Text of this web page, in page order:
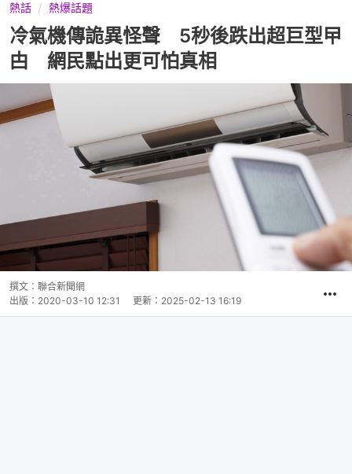
熱話 熱爆話題
冷氣機傳詭異怪聲 5秒後跌出超巨型曱
甴 網民點出更可怕真相
撰文： 聯合新聞網
出版： 2020-03-10 12:31 更新： 2025-02-13 16:19